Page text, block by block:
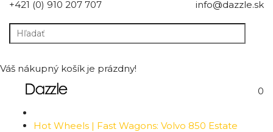
+421 (0) 910 207 707 info@dazzle.sk
Váš nákupný košík je prázdny!
0
Hot Wheels | Fast Wagons: Volvo 850 Estate